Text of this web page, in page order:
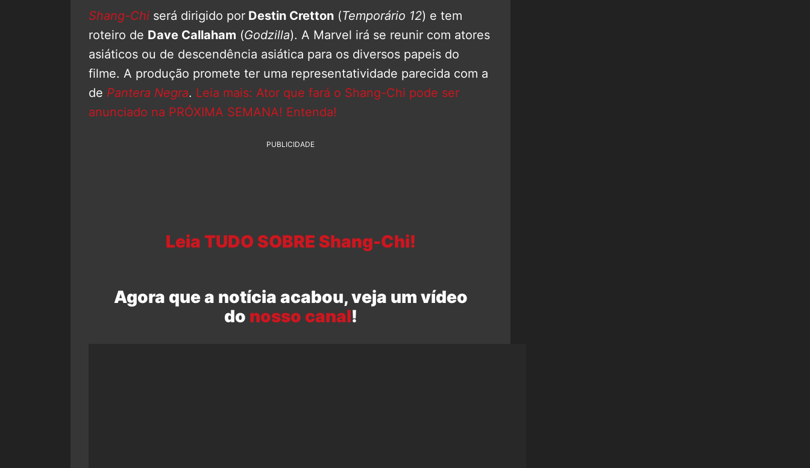
Shang-Chi será dirigido por Destin Cretton (Temporário 12) e tem
roteiro de Dave Callaham (Godzilla). A Marvel irá se reunir com atores
asiáticos ou de descendência asiática para os diversos papeis do
filme. A produção promete ter uma representatividade parecida com a
de Pantera Negra. Leia mais: Ator que fará o Shang-Chi pode ser
anunciado na PRÓXIMA SEMANA! Entenda!
PUBLICIDADE
Leia TUDO SOBRE Shang-Chi!
Agora que a notícia acabou, veja um vídeo
do nosso canal!